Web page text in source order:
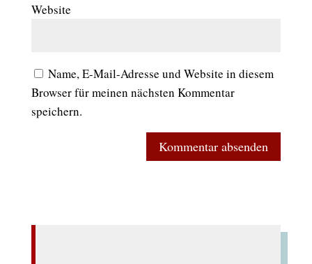
Website
Name, E-Mail-Adresse und Website in diesem
Browser für meinen nächsten Kommentar
speichern.